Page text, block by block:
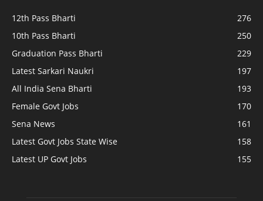
12th Pass Bharti
276
10th Pass Bharti
250
Graduation Pass Bharti
229
Latest Sarkari Naukri
197
All India Sena Bharti
193
Female Govt Jobs
170
Sena News
161
Latest Govt Jobs State Wise
158
Latest UP Govt Jobs
155